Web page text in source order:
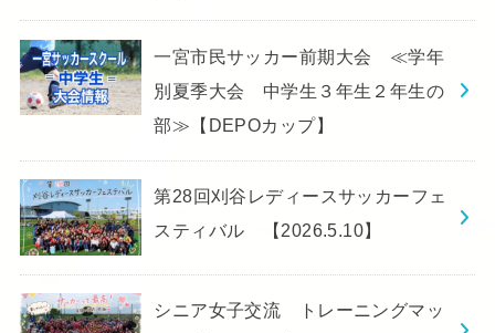
一宮市民サッカー前期大会 ≪学年
別夏季大会 中学生３年生２年生の
部≫【DEPOカップ】
第28回刈谷レディースサッカーフェ
スティバル 【2026.5.10】
シニア女子交流 トレーニングマッ